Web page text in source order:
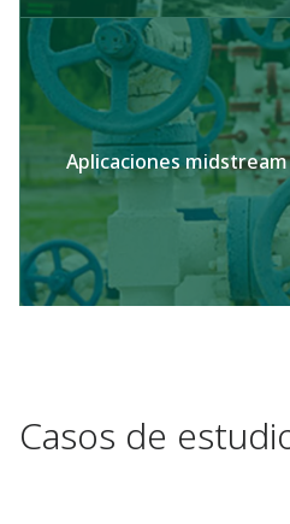
Aplicaciones
Casos de